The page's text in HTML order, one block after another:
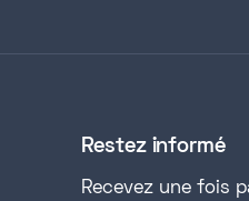
Restez informé
Recevez une fois